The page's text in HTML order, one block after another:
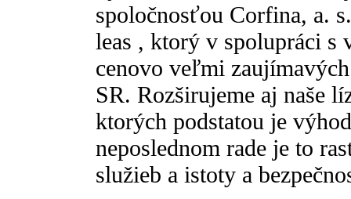
spoločnosťou Corfina, a.
leas , ktorý v spolupráci s
cenovo veľmi
SR. Rozširujeme aj naše
ktorých podstatou je
neposlednom rade je to
služieb a istoty a